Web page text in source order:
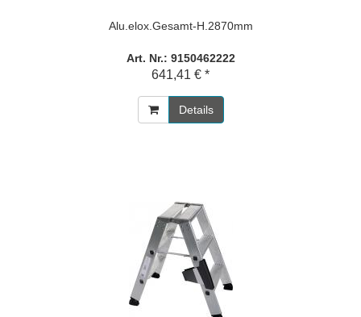
Alu.elox.Gesamt-H.2870mm
Art. Nr.: 9150462222
641,41 € *
Details